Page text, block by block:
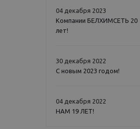
04 декабря 2023
Компании БЕЛХИМСЕТЬ 20
лет!
30 декабря 2022
С новым 2023 годом!
04 декабря 2022
НАМ 19 ЛЕТ!